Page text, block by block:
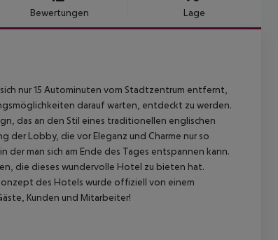
Bewertungen Lage
nur 15 Autominuten vom Stadtzentrum entfernt,
darauf warten, entdeckt zu werden.
das an den Stil eines traditionellen englischen
der Lobby, die vor Eleganz und Charme nur so
man sich am Ende des Tages entspannen kann.
die dieses wundervolle Hotel zu bieten hat.
des Hotels wurde offiziell von einem
Kunden und Mitarbeiter!